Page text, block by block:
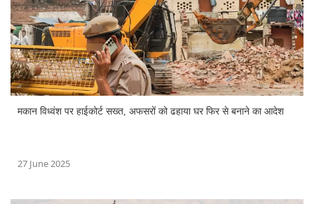
मकान विध्वंश पर हाईकोर्ट सख्त, अफसरों को ढहाया घर फिर से बनाने का आदेश
27 June 2025